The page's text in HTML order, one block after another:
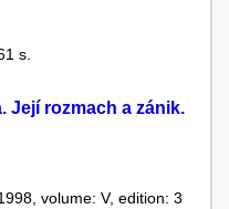
s.
Její rozmach a zánik.
volume: V, edition: 3